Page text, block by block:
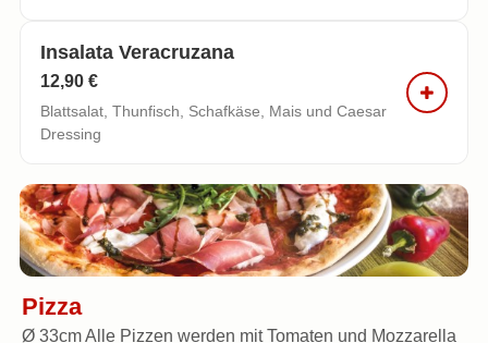
Insalata Veracruzana
12,90 €
Blattsalat, Thunfisch, Schafkäse, Mais und Caesar
Dressing
Pizza
Ø 33cm Alle Pizzen werden mit Tomaten und Mozzarella